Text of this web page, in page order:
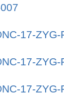
17-
17-
17-